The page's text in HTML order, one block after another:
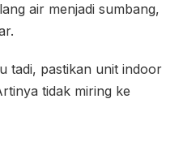
air menjadi sumbang,
tadi, pastikan unit indoor
tidak miring ke